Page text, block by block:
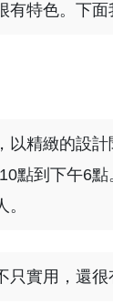
特色。下
以精緻的設
點到下午6
只實用，還